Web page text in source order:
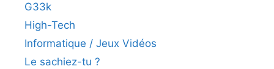
G33k
High-Tech
Informatique / Jeux Vidéos
Le sachiez-tu ?